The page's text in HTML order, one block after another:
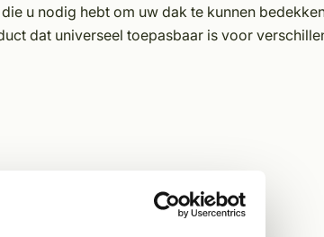
u nodig hebt om uw dak te kunnen
dat universeel toepasbaar is voor